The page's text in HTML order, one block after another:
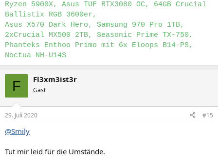
Prozessor (CPU): …
Arbeitsspeicher (RAM): …
Mainboard: …
Netzteil: …
Gehäuse: …
Grafikkarte: …
HDD / SSD: …
6. Wie viel Geld bist du bereit auszugeben?
…
7. Wann möchtest du den PC kaufen? Möglichst sofort oder
kannst du noch ein paar Wochen/Monate warten?
zusammenbauen lassen (vom Shop oder von
Ryzen 5900X, Asus TUF RTX3080 OC, 64GB Crucial
Ballistix RGB 3600er,
Asus X570 Dark Hero, Samsung 970 Pro 1TB,
2xCrucial MX500 2TB, Seasonic Prime TX-750,
Phanteks Enthoo Primo mit 6x Eloops B14-PS,
Noctua NH-U14S
F Fl3xm3ist3r
Gast
29. Juli 2020 #15
@Smily
Tut mir leid für die Umstände.